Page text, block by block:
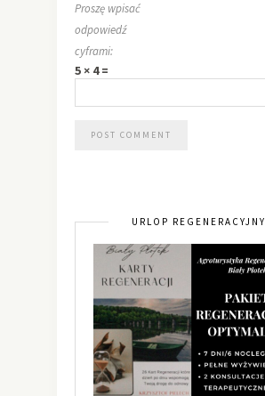
Proszę wpisać
odpowiedź
cyframi:
5 × 4 =
URLOP REGENERACYJNY